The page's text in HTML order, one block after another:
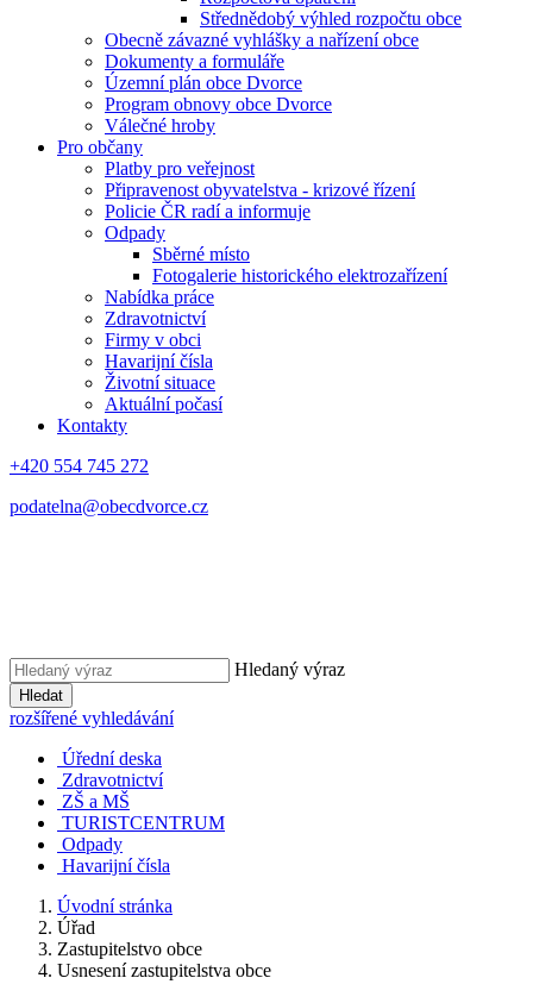
Střednědobý výhled rozpočtu obce
Obecně závazné vyhlášky a nařízení obce
Dokumenty a formuláře
Územní plán obce Dvorce
Program obnovy obce Dvorce
Válečné hroby
Pro občany
Platby pro veřejnost
Připravenost obyvatelstva - krizové řízení
Policie ČR radí a informuje
Odpady
Sběrné místo
Fotogalerie historického elektrozařízení
Nabídka práce
Zdravotnictví
Firmy v obci
Havarijní čísla
Životní situace
Aktuální počasí
Kontakty
+420 554 745 272
podatelna@obecdvorce.cz
Hledaný výraz
Hledat
rozšířené vyhledávání
Úřední deska
Zdravotnictví
ZŠ a MŠ
TURISTCENTRUM
Odpady
Havarijní čísla
Úvodní stránka
Úřad
Zastupitelstvo obce
Usnesení zastupitelstva obce